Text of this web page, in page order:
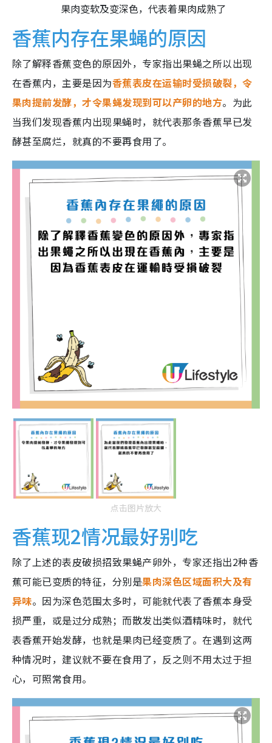
果肉变软及变深色，代表着果肉成熟了
香蕉内存在果蝇的原因
除了解释香蕉变色的原因外，专家指出果蝇之所以出现
在香蕉内，主要是因为香蕉表皮在运输时受损破裂，令
果肉提前发酵，才令果蝇发现到可以产卵的地方。为此
当我们发现香蕉内出现果蝇时，就代表那条香蕉早已发
酵甚至腐烂，就真的不要再食用了。
点击图片放大
香蕉现2情况最好别吃
除了上述的表皮破损招致果蝇产卵外，专家还指出2种香
蕉可能已变质的特征，分别是果肉深色区域面积大及有
异味。因为深色范围太多时，可能就代表了香蕉本身受
损严重，或是过分成熟；而散发出类似酒精味时，就代
表香蕉开始发酵，也就是果肉已经变质了。在遇到这两
种情况时，建议就不要在食用了，反之则不用太过于担
心，可照常食用。